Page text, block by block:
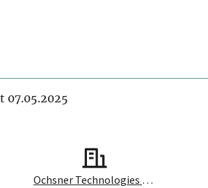
07.05.2025
Ochsner Technologies GmbH